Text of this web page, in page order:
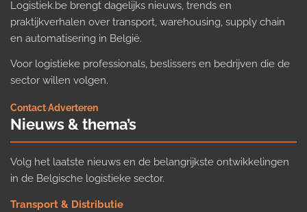
Logistiek.be brengt dagelijks nieuws, trends en
praktijkverhalen over transport, warehousing, supply chain
en automatisering in België.
Voor logistieke professionals, beslissers en bedrijven die de
sector willen volgen.
Contact·Adverteren
Nieuws & thema’s
Volg het laatste nieuws en de belangrijkste ontwikkelingen
in de Belgische logistieke sector.
Transport & Distributie